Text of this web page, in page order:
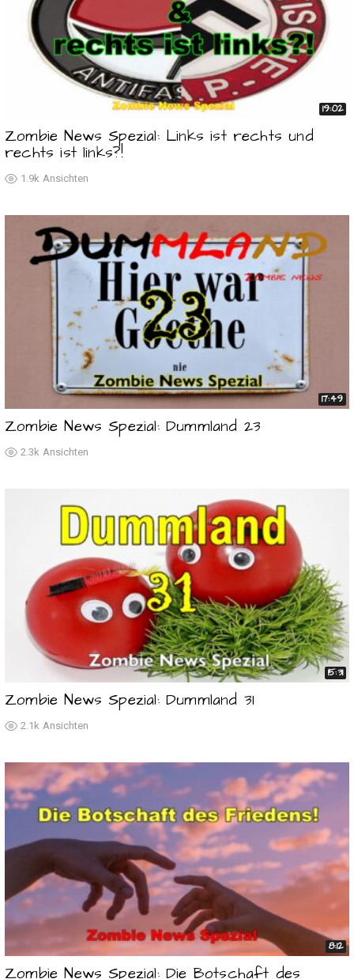
19:02
1.9k Ansichten
Zombie News Spezial: Links ist rechts und
rechts ist links?!
17:49
2.3k Ansichten
Zombie News Spezial: Dummland 23
15:31
2.1k Ansichten
Zombie News Spezial: Dummland 31
8:12
Zombie News Spezial: Die Botschaft des